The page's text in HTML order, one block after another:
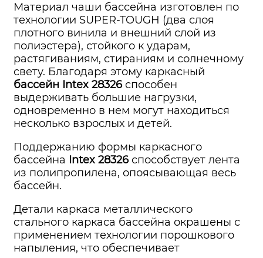
Материал чаши бассейна изготовлен по
технологии SUPER-TOUGH (два слоя
плотного винила и внешний слой из
полиэстера), стойкого к ударам,
растягиваниям, стираниям и солнечному
свету. Благодаря этому каркасный
бассейн Intex 28326способен
выдерживать большие нагрузки,
одновременно в нем могут находиться
несколько взрослых и детей.
Поддержанию формы каркасного
бассейна Intex 28326способствует лента
из полипропилена, опоясывающая весь
бассейн.
Детали каркаса металлического
стального каркаса бассейна окрашены с
применением технологии порошкового
напыления, что обеспечивает